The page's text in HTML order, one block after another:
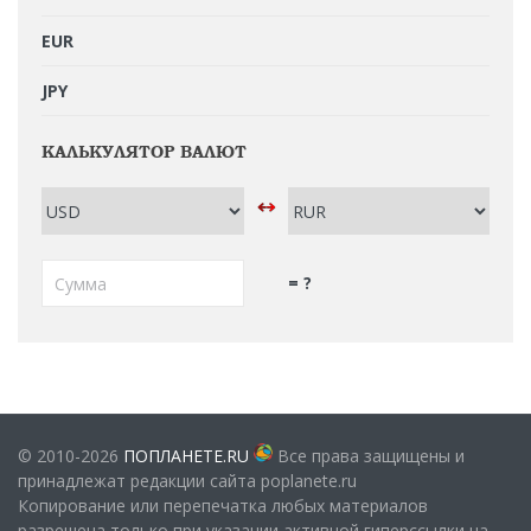
EUR
JPY
КАЛЬКУЛЯТОР ВАЛЮТ
= ?
© 2010-2026 ПОПЛАНЕТЕ.RU
Все права защищены и
принадлежат редакции сайта poplanete.ru
Копирование или перепечатка любых материалов